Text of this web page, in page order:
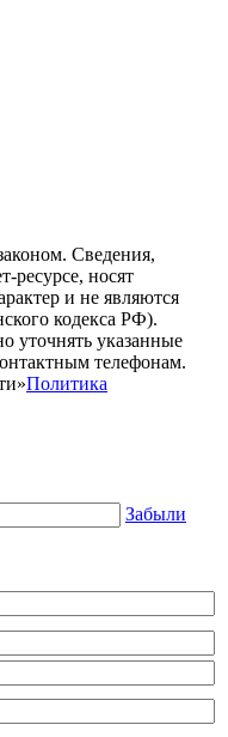
Сведения,
ресурсе, носят
и не являются
кодекса РФ).
уточнять указанные
телефонам.
Политика
Забыли